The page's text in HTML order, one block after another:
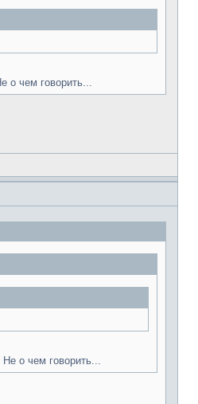
о чем говорить...
о чем говорить...